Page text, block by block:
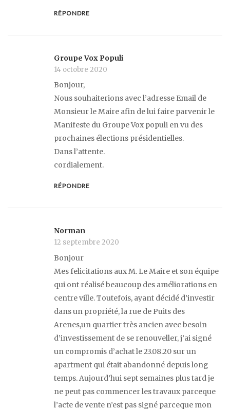
RÉPONDRE
Groupe Vox Populi
14 octobre 2020
Bonjour,
Nous souhaiterions avec l’adresse Email de
Monsieur le Maire afin de lui faire parvenir le
Manifeste du Groupe Vox populi en vu des
prochaines élections présidentielles.
Dans l’attente.
cordialement.
RÉPONDRE
Norman
12 septembre 2020
Bonjour
Mes felicitations aux M. Le Maire et son équipe
qui ont réalisé beaucoup des améliorations en
centre ville. Toutefois, ayant décidé d’investir
dans un propriété, la rue de Puits des
Arenes,un quartier très ancien avec besoin
d’investissement de se renouveller, j’ai signé
un compromis d’achat le 23.08.20 sur un
apartment qui était abandonné depuis long
temps. Aujourd’hui sept semaines plus tard je
ne peut pas commencer les travaux parceque
l’acte de vente n’est pas signé parceque mon